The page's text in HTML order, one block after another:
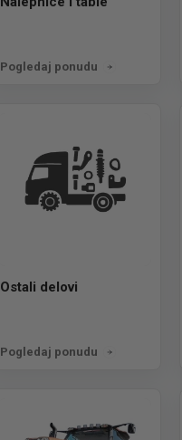
Pogledaj ponudu
Ostali delovi
Pogledaj ponudu